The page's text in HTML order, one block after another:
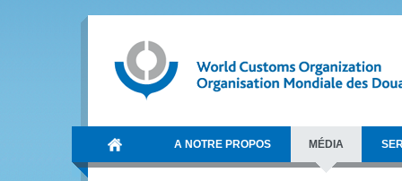
A NOTRE PROPOS MÉDIA